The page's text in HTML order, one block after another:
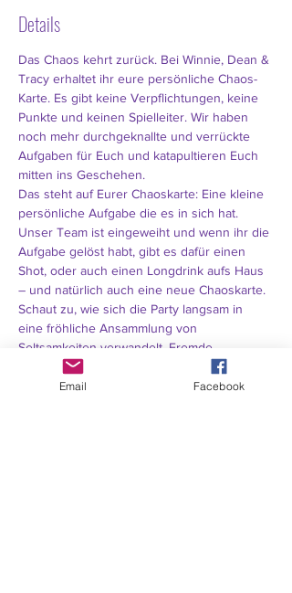
Details
Das Chaos kehrt zurück. Bei Winnie, Dean &
Tracy erhaltet ihr eure persönliche Chaos-
Karte. Es gibt keine Verpflichtungen, keine
Punkte und keinen Spielleiter. Wir haben
noch mehr durchgeknallte und verrückte
Aufgaben für Euch und katapultieren Euch
mitten ins Geschehen.
Das steht auf Eurer Chaoskarte: Eine kleine
persönliche Aufgabe die es in sich hat.
Unser Team ist eingeweiht und wenn ihr die
Aufgabe gelöst habt, gibt es dafür einen
Shot, oder auch einen Longdrink aufs Haus
– und natürlich auch eine neue Chaoskarte.
Schaut zu, wie sich die Party langsam in
eine fröhliche Ansammlung von
Seltsamkeiten verwandelt. Fremde
Menschen werden sich in den Armen
liegen, es wir gesungen und getanzt
Email Facebook